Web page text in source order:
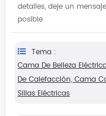
detalles, deje un
posible
Tema :
Cama De Belleza
De Calefacción, Cama
Sillas Eléctricas